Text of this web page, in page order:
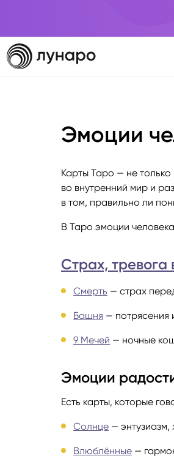
Эмоции
Карты Таро — не
во внутренний мир и
в том, правильно ли
В Таро эмоции
Страх, тревога
Смерть — страх
Башня — потрясения
9 Мечей — ночные
Эмоции
Есть карты, которые
Солнце — энтузиазм,
Влюблённые —